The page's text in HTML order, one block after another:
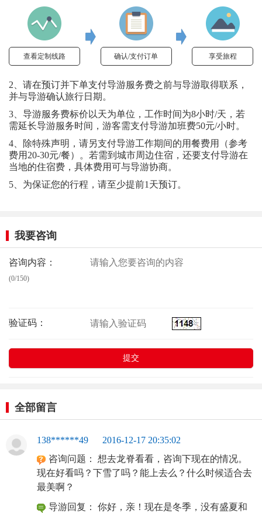
查看定制线路 确认/支付订单 享受旅程
2、请在预订并下单支付导游服务费之前与导游取得联系，
并与导游确认旅行日期。
3、导游服务费标价以天为单位，工作时间为8小时/天，若
需延长导游服务时间，游客需支付导游加班费50元/小时。
4、除特殊声明，请另支付导游工作期间的用餐费用（参考
费用20-30元/餐）。若需到城市周边住宿，还要支付导游在
当地的住宿费，具体费用可与导游协商。
5、为保证您的行程，请至少提前1天预订。
我要咨询
咨询内容：
(0/150)
验证码：
全部留言
138******49
2016-12-17 20:35:02
咨询问题：想去龙脊看看，咨询下现在的情况。
现在好看吗？下雪了吗？能上去么？什么时候适合去
最美啊？
导游回复：你好，亲！现在是冬季，没有盛夏和